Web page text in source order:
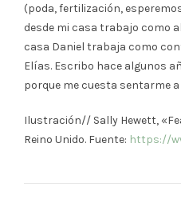
(poda, fertilización,
desde mi casa trabajo como
casa Daniel trabaja como
Elías. Escribo hace algunos
porque me cuesta sentarme
Ilustración// Sally Hewett,
Reino Unido. Fuente: https://